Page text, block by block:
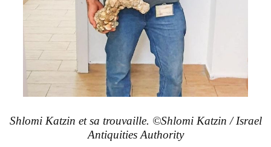
Shlomi Katzin et sa trouvaille. ©Shlomi Katzin / Israel
Antiquities Authority